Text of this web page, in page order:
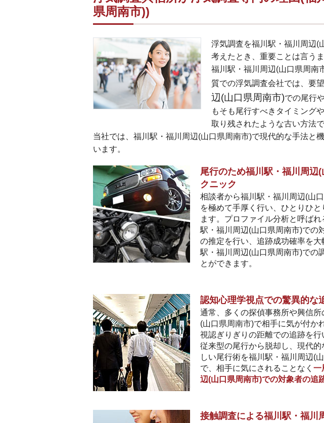
県周南市))
浮気調査を福川駅・福川周辺(
考えたとき、重要ことは言う
福川駅・福川周辺(山口県周南
質での浮気調査会社では、要
辺(山口県周南市)での尾行
もそも尾行すべきタイミング
取り残されたような古い方法で
当社では、福川駅・福川周辺(山口県周南市)で現代的な手法と
います。
尾行のため福川駅・福川周辺
クニック
相談者から福川駅・福川周辺(山
を極めて手厚く行い、ひとりひ
ます。プロファイル分析と呼ば
駅・福川周辺(山口県周南市)での
の推定を行い、追跡成功確率を大
駅・福川周辺(山口県周南市)での
とができます。
認知心理学視点での驚異的な
通常、多くの探偵事務所や興信
(山口県周南市)で相手に気が付か
視認ぎりぎりの距離での追跡を
従来型の尾行から脱却し、現代
しい尾行術を福川駅・福川周辺(
で、相手に気にされることなく 一
辺(山口県周南市)での対象者の追
接触調査による福川駅・福川